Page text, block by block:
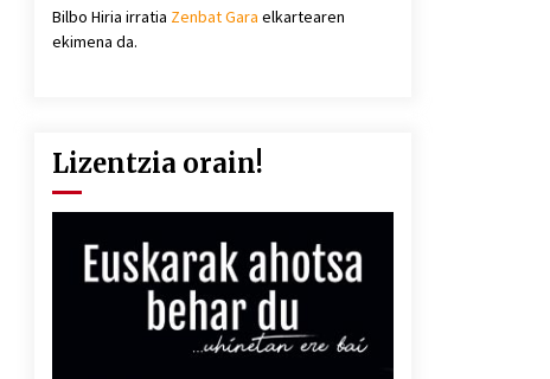
Bilbo Hiria irratia Zenbat Gara elkartearen
ekimena da.
Lizentzia orain!